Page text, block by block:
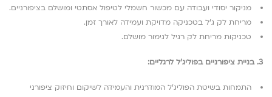
מניקור יסודי ועבודה עם מכשור חשמלי לטיפול אסתטי ומושלם בציפורניים.
מריחת לק ג’ל בטכניקה מדויקת ועמידה לאורך זמן.
טכניקות מריחת לק רגיל לגימור מושלם.
3. בניית ציפורניים בפוליג’ל לרגליים:
התמחות בשיטת הפוליג’ל המודרנית והעמידה לשיקום וחיזוק ציפורני